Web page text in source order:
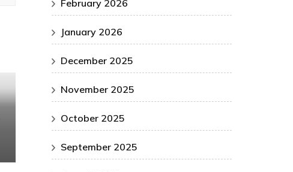
February 2026
January 2026
December 2025
November 2025
October 2025
September 2025